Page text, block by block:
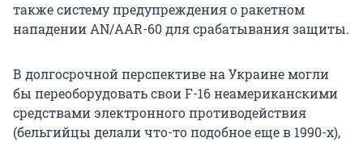
также систему предупреждения о ракетном
нападении AN/AAR-60для срабатывания защиты.
В долгосрочной перспективе на Украине могли
бы переоборудовать своиF-16неамериканскими
средствами электронного противодействия
(бельгийцы делали что-то подобное ещев 1990-х),